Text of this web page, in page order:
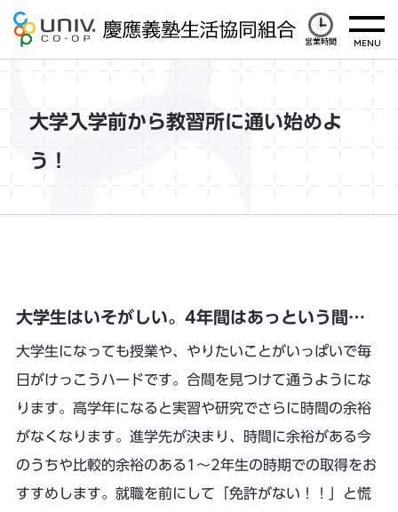
営業時間
大学入学前から教習所に通い始めよ
う！
大学生はいそがしい。4年間はあっという間…
大学生になっても授業や、やりたいことがいっぱいで毎
日がけっこうハードです。合間を見つけて通うようにな
ります。高学年になると実習や研究でさらに時間の余裕
がなくなります。進学先が決まり、時間に余裕がある今
のうちや比較的余裕のある1～2年生の時期での取得をお
すすめします。就職を前にして「免許がない！！」と慌